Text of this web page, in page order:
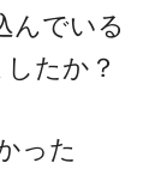
んでいる
たか？
った